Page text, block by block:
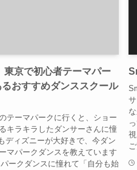
東京で初心者テーマパー
おすすめダンススクール
テーマパークに行くと、ショー
キラキラしたダンサーさんに憧
ディズニーが大好きで、今ダン
マパークダンスを教えています
ークダンスに憧れて「自分も始